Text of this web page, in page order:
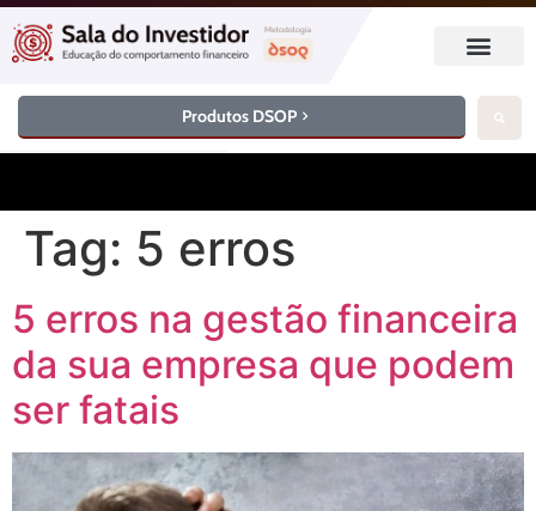
Produtos DSOP
Tag: 5 erros
5 erros na gestão financeira
da sua empresa que podem
ser fatais